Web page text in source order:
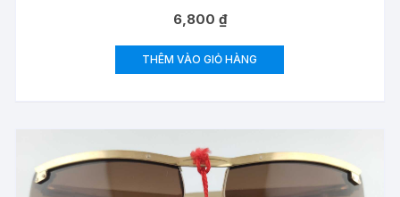
6,800 ₫
THÊM VÀO GIỎ HÀNG